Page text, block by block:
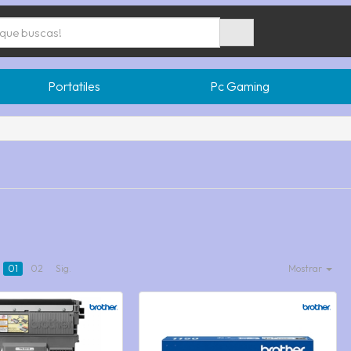
Portatiles Pc Gaming
01 02 Sig. Mostrar